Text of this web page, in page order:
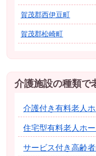
賀茂郡西伊豆町
賀茂郡松崎町
介護施設の種類で
介護付き有料老人
住宅型有料老人ホ
サービス付き高齢